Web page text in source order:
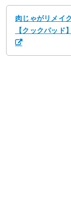
肉じゃがリメイ
【クックパッド